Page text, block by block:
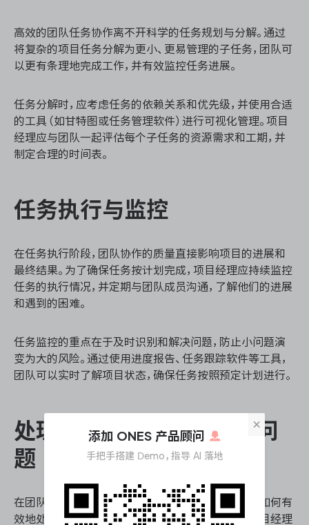
高效的团队任务协作离不开科学的任务规划与分解。通过
将复杂的项目任务分解为更小、更易管理的子任务，团队可
以更有条理地完成工作，并有效监控任务进展。
任务分解时，应考虑任务的依赖关系和优先级，并使用合适
的工具（如甘特图或任务管理软件）进行可视化管理。项目
经理应与团队一起评估每个子任务的资源需求和工期，并
制定合理的时间表。
任务执行与监控
在任务执行阶段，团队协作的质量直接影响项目的进展和
最终结果。为了确保任务按计划完成，项目经理应持续监控
任务的执行情况，并定期与团队成员沟通，了解他们的进展
和遇到的困难。
任务监控的重点在于及时识别和解决问题，防止小问题演
变为大的风险。通过使用进度报告、任务跟踪软件等工具，
团队可以实时了解项目状态，确保任务按照预定计划进行。
处理团队协作中的冲突与问
题
在团队任务协作过程中，冲突和问题是不可避免的。如何有
效地处理这些挑战，是确保团队高效运作的关键。项目经理
×
添加 ONES 产品顾问
手把手搭建 Demo，指导 AI 落地